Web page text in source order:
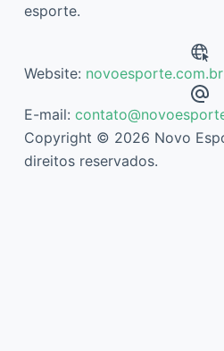
esporte.
Website: novoesporte.com.br
E-mail:
Copyright © 2026 Novo
direitos reservados.